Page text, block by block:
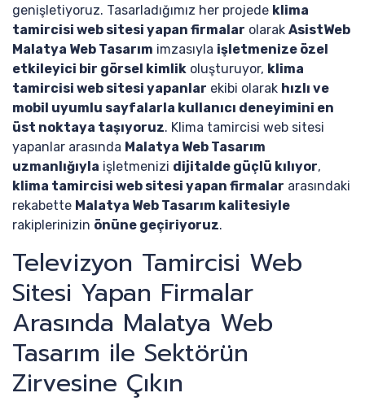
genişletiyoruz. Tasarladığımız her projede klima
tamircisi web sitesi yapan firmalar olarak AsistWeb
Malatya Web Tasarım imzasıyla işletmenize özel
etkileyici bir görsel kimlik oluşturuyor, klima
tamircisi web sitesi yapanlar ekibi olarak hızlı ve
mobil uyumlu sayfalarla kullanıcı deneyimini en
üst noktaya taşıyoruz. Klima tamircisi web sitesi
yapanlar arasında Malatya Web Tasarım
uzmanlığıyla işletmenizi dijitalde güçlü kılıyor,
klima tamircisi web sitesi yapan firmalar arasındaki
rekabette Malatya Web Tasarım kalitesiyle
rakiplerinizin önüne geçiriyoruz.
Televizyon Tamircisi Web
Sitesi Yapan Firmalar
Arasında Malatya Web
Tasarım ile Sektörün
Zirvesine Çıkın